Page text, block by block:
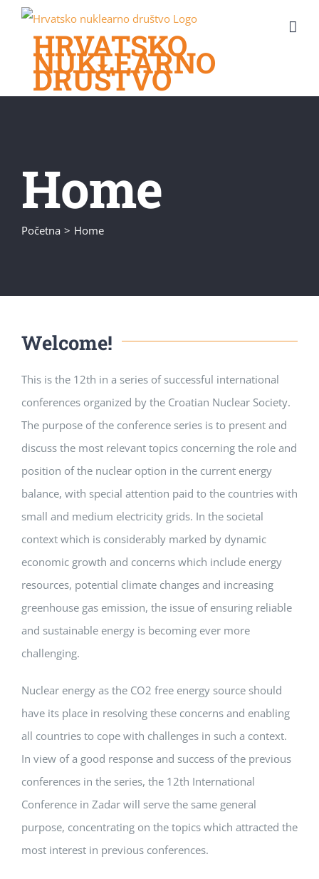
contentHRVATSKO
NUKLEARNO
DRUŠTVO
Home
Početna Home
Welcome!
This is the 12th in a series of successful international
conferences organized by the Croatian Nuclear Society.
The purpose of the conference series is to present and
discuss the most relevant topics concerning the role and
position of the nuclear option in the current energy
balance, with special attention paid to the countries with
small and medium electricity grids. In the societal
context which is considerably marked by dynamic
economic growth and concerns which include energy
resources, potential climate changes and increasing
greenhouse gas emission, the issue of ensuring reliable
and sustainable energy is becoming ever more
challenging.
Nuclear energy as the CO2 free energy source should
have its place in resolving these concerns and enabling
all countries to cope with challenges in such a context.
In view of a good response and success of the previous
conferences in the series, the 12th International
Conference in Zadar will serve the same general
purpose, concentrating on the topics which attracted the
most interest in previous conferences.